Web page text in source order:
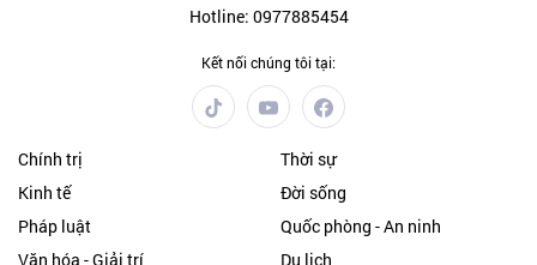
Hotline: 0977885454
Kết nối chúng tôi tại:
Chính trị
Thời sự
Kinh tế
Đời sống
Pháp luật
Quốc phòng - An ninh
Văn hóa - Giải trí
Du lịch